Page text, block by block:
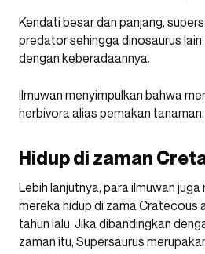
Kendati besar dan panjang,
predator sehingga dinosaurus
dengan keberadaannya.
Ilmuwan menyimpulkan bahwa
herbivora alias pemakan tanaman.
Hidup di zaman
Lebih lanjutnya, para ilmuwan
mereka hidup di zama Cratecous
tahun lalu. Jika dibandingkan
zaman itu, Supersaurus